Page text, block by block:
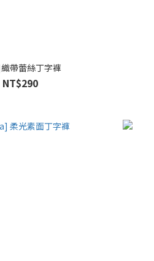
帶蕾絲丁字褲
NT$290